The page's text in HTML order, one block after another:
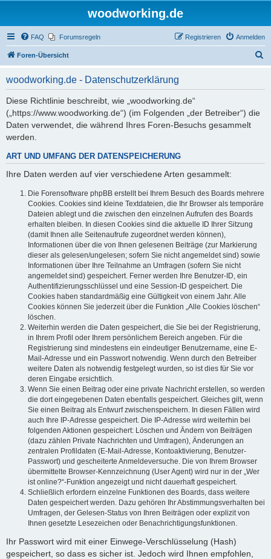
woodworking.de
FAQ Forumsregeln Anmelden
Registrieren
Foren-Übersicht
woodworking.de - Datenschutzerklärung
Diese Richtlinie beschreibt, wie „woodworking.de“
(„https://www.woodworking.de“) (im Folgenden „der Betreiber“) die
Daten verwendet, die während Ihres Foren-Besuchs gesammelt
werden.
ART UND UMFANG DER DATENSPEICHERUNG
Ihre Daten werden auf vier verschiedene Arten gesammelt:
Die Forensoftware phpBB erstellt bei Ihrem Besuch des Boards mehrere
Cookies. Cookies sind kleine Textdateien, die Ihr Browser als temporäre
Dateien ablegt und die zwischen den einzelnen Aufrufen des Boards
erhalten bleiben. In diesen Cookies sind die aktuelle ID Ihrer Sitzung
(damit Ihnen alle Seitenaufrufe zugeordnet werden können),
Informationen über die von Ihnen gelesenen Beiträge (zur Markierung
dieser als gelesen/ungelesen; sofern Sie nicht angemeldet sind) sowie
Informationen über Ihre Teilnahme an Umfragen (sofern Sie nicht
angemeldet sind) gespeichert. Ferner werden Ihre Benutzer-ID, ein
Authentifizierungsschlüssel und eine Session-ID gespeichert. Die
Cookies haben standardmäßig eine Gültigkeit von einem Jahr. Alle
Cookies können Sie jederzeit über die Funktion „Alle Cookies löschen“
löschen.
Weiterhin werden die Daten gespeichert, die Sie bei der Registrierung,
in Ihrem Profil oder Ihrem persönlichem Bereich angeben. Für die
Registrierung sind mindestens ein eindeutiger Benutzername, eine E-
Mail-Adresse und ein Passwort notwendig. Wenn durch den Betreiber
weitere Daten als notwendig festgelegt wurden, so ist dies für Sie vor
deren Eingabe ersichtlich.
Wenn Sie einen Beitrag oder eine private Nachricht erstellen, so werden
die dort eingegebenen Daten ebenfalls gespeichert. Gleiches gilt, wenn
Sie einen Beitrag als Entwurf zwischenspeichern. In diesen Fällen wird
auch Ihre IP-Adresse gespeichert. Die IP-Adresse wird weiterhin bei
folgenden Aktionen gespeichert: Löschen und Ändern von Beiträgen
(dazu zählen Private Nachrichten und Umfragen), Änderungen an
zentralen Profildaten (E-Mail-Adresse, Kontoaktivierung, Benutzer-
Passwort) und gescheiterte Anmeldeversuche. Die von Ihrem Browser
übermittelte Browser-Kennzeichnung (User Agent) wird nur in der „Wer
ist online?“-Funktion angezeigt und nicht dauerhaft gespeichert.
Schließlich erfordern einzelne Funktionen des Boards, dass weitere
Daten gespeichert werden. Dazu gehören Ihr Abstimmungsverhalten bei
Umfragen, der Gelesen-Status von Ihren Beiträgen oder explizit von
Ihnen gesetzte Lesezeichen oder Benachrichtigungsfunktionen.
Ihr Passwort wird mit einer Einwege-Verschlüsselung (Hash)
gespeichert, so dass es sicher ist. Jedoch wird Ihnen empfohlen,